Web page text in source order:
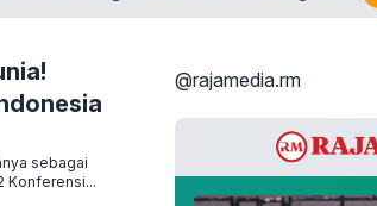
sebagai
Konferensi...
@rajamedia.rm